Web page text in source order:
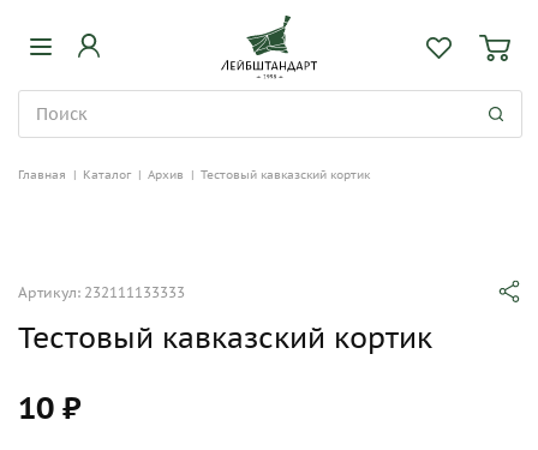
Главная | Каталог | Архив | Тестовый кавказский кортик
Артикул: 232111133333
Тестовый кавказский кортик
10 ₽